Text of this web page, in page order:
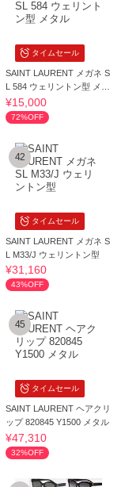
タイムセール
SAINT LAURENT メガネ S
L 584 ウェリントン型 メタ
ル
¥15,000
72%OFF
タイムセール
42
SAINT LAURENT メガネ S
L M33/J ウェリントン型
¥31,160
43%OFF
タイムセール
45
SAINT LAURENT ヘアクリ
ップ 820845 Y1500 メタル
¥47,310
32%OFF